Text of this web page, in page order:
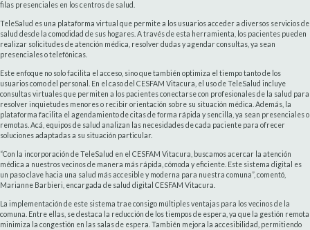
filas presenciales en los centros de salud.
TeleSalud es una plataforma virtual que permite a los usuarios acceder a diversos servicios de
salud desde la comodidad de sus hogares. A través de esta herramienta, los pacientes pueden
realizar solicitudes de atención médica, resolver dudas y agendar consultas, ya sean
presenciales o telefónicas.
Este enfoque no solo facilita el acceso, sino que también optimiza el tiempo tanto de los
usuarios como del personal. En el caso del CESFAM Vitacura, el uso de TeleSalud incluye
consultas virtuales que permiten a los pacientes conectarse con profesionales de la salud para
resolver inquietudes menores o recibir orientación sobre su situación médica. Además, la
plataforma facilita el agendamiento de citas de forma rápida y sencilla, ya sean presenciales o
remotas. Acá, equipos de salud analizan las necesidades de cada paciente para ofrecer
soluciones adaptadas a su situación particular.
“Con la incorporación de TeleSalud en el CESFAM Vitacura, buscamos acercar la atención
médica a nuestros vecinos de manera más rápida, cómoda y eficiente. Este sistema digital es
un paso clave hacia una salud más accesible y moderna para nuestra comuna”, comentó,
Marianne Barbieri, encargada de salud digital CESFAM Vitacura.
La implementación de este sistema trae consigo múltiples ventajas para los vecinos de la
comuna. Entre ellas, se destaca la reducción de los tiempos de espera, ya que la gestión remota
minimiza la congestión en las salas de espera. También mejora la accesibilidad, permitiendo